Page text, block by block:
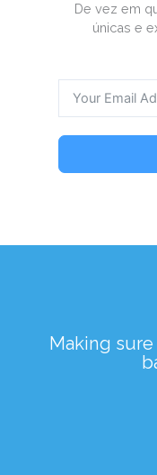
De vez em
únicas e
Making